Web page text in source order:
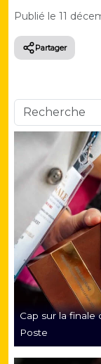
Publié le 11
Partager
Cap sur la finale
Poste